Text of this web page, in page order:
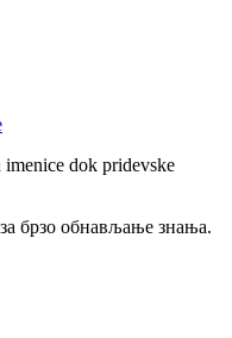
брзо обнављање знања.